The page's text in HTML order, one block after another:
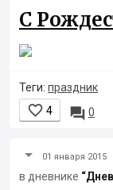
С
Теги: праздник
 4  0
01 января 2015
в дневнике